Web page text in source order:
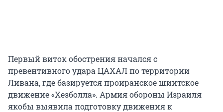
Первый виток обострения начался с
превентивного удара ЦАХАЛ по территории
Ливана, где базируется проиранское шиитское
движение «Хезболла». Армия обороны Израиля
якобы выявила подготовку движения к